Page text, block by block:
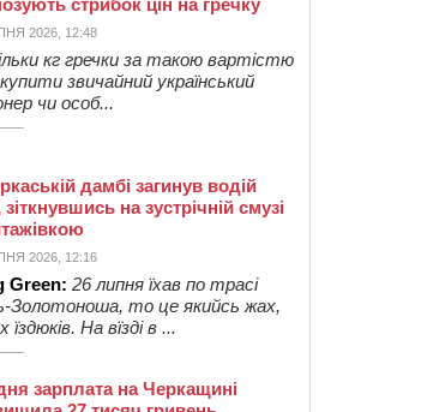
стрибок цін на гречку
2026, 12:48
кг гречки за такою вартістю
звичайний український
чи особ...
дамбі загинув водій
зіткнувшись на зустрічній смузі
2026, 12:16
Green: 26 липня їхав по трасі
Золотоноша, то це якийсь жах,
їздюків. На вїзді в ...
зарплата на Черкащині